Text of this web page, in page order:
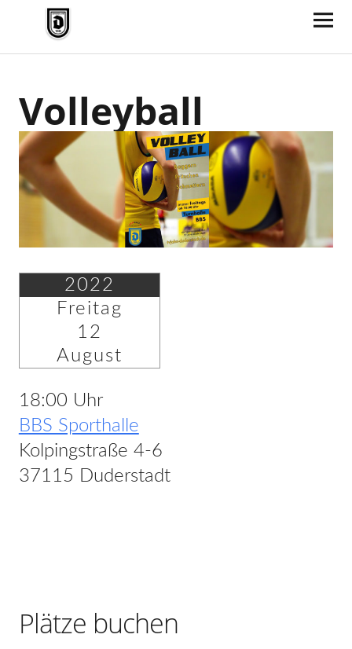
TV Jahn Duderstadt
Volleyball
2022
Freitag
12
August
18:00 Uhr
BBS Sporthalle
Kolpingstraße 4-6
37115 Duderstadt
Plätze buchen